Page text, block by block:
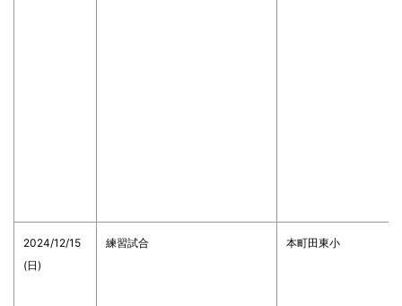
2024/12/15
(日)
練習試合 本町田東小